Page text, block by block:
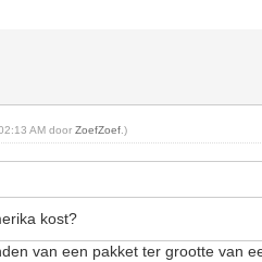
AM doorZoefZoef .)
kost?
van een pakket ter grootte van